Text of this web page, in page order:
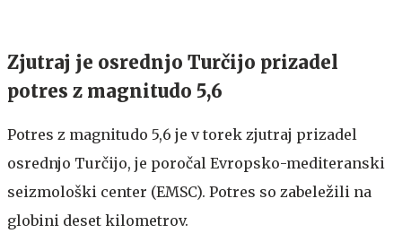
Zjutraj je osrednjo Turčijo prizadel
potres z magnitudo 5,6
Potres z magnitudo 5,6 je v torek zjutraj prizadel
osrednjo Turčijo, je poročal Evropsko-mediteranski
seizmološki center (EMSC). Potres so zabeležili na
globini deset kilometrov.